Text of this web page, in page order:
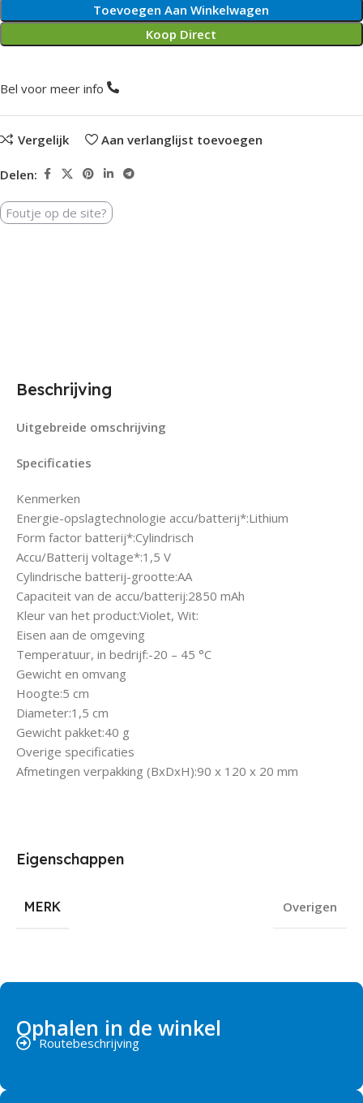
Toevoegen Aan Winkelwagen
Koop Direct
Bel voor meer info
Vergelijk Aan verlanglijst toevoegen
Delen:
Foutje op de site?
Beschrijving
Uitgebreide omschrijving
Specificaties
Kenmerken
Energie-opslagtechnologie accu/batterij*:Lithium
Form factor batterij*:Cylindrisch
Accu/Batterij voltage*:1,5 V
Cylindrische batterij-grootte:AA
Capaciteit van de accu/batterij:2850 mAh
Kleur van het product:Violet, Wit:
Eisen aan de omgeving
Temperatuur, in bedrijf:-20 – 45 °C
Gewicht en omvang
Hoogte:5 cm
Diameter:1,5 cm
Gewicht pakket:40 g
Overige specificaties
Afmetingen verpakking (BxDxH):90 x 120 x 20 mm
Eigenschappen
MERK Overigen
Ophalen in de winkel
Routebeschrijving